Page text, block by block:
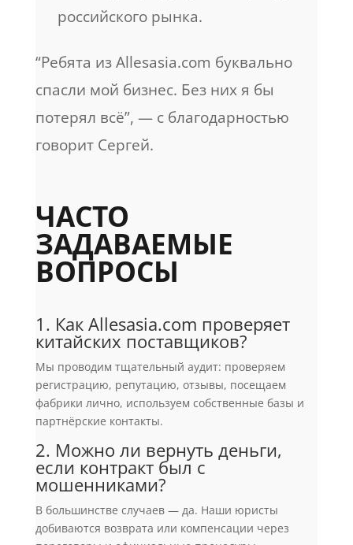
российского рынка.
“Ребята из Allesasia.com буквально
спасли мой бизнес. Без них я бы
потерял всё”, — с благодарностью
говорит Сергей.
ЧАСТО
ЗАДАВАЕМЫЕ
ВОПРОСЫ
1. Как Allesasia.com проверяет
китайских поставщиков?
Мы проводим тщательный аудит: проверяем
регистрацию, репутацию, отзывы, посещаем
фабрики лично, используем собственные базы и
партнёрские контакты.
2. Можно ли вернуть деньги,
если контракт был с
мошенниками?
В большинстве случаев — да. Наши юристы
добиваются возврата или компенсации через